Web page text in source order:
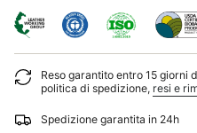
}}",
"multiples_of"=>"Incrementi
quantity
di
Reso garantito entro 15 giorni
politica di spedizione, resi e
Spedizione garantita in 24h